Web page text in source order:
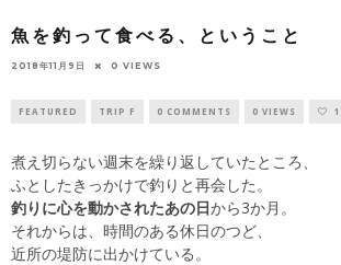
魚を釣って食べる、ということ
2018年11月9日 0 VIEWS
FEATURED TRIP F 0 COMMENTS 0 VIEWS
煮え切らない週末を繰り返していたところ、
ふとしたきっかけで釣りと再会した。
釣りに心を動かされたあの日から3か月。
それからは、時間のある休日のつど、
近所の堤防に出かけている。